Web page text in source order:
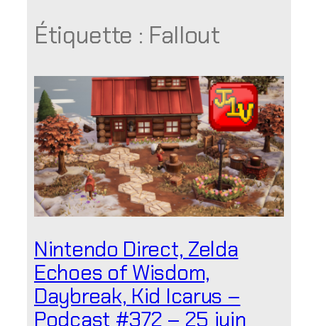
Étiquette : Fallout
Nintendo Direct, Zelda
Echoes of Wisdom,
Daybreak, Kid Icarus –
Podcast #372 – 25 juin